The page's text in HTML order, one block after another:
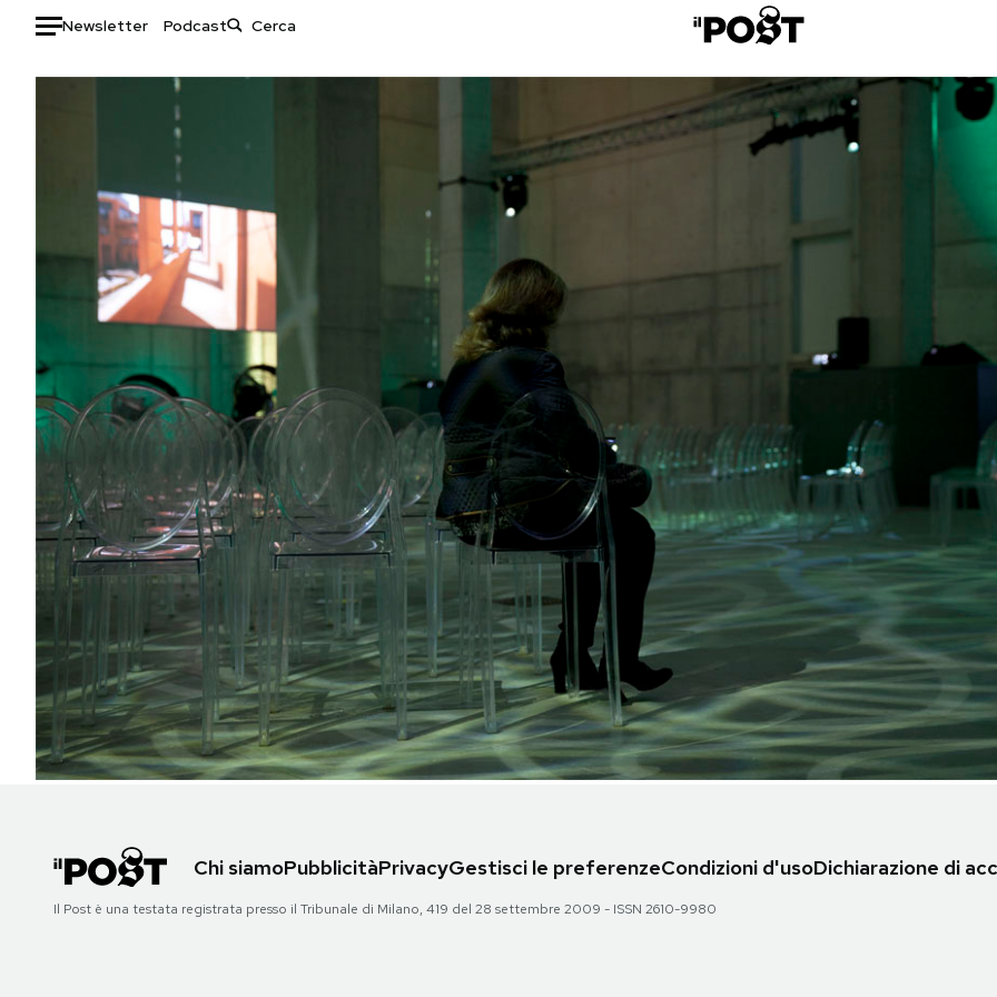
Newsletter Podcast
Auto
Mondo
Politica
Tecnologia
Internet
Cultura
Economia
Sport
Libri
Consumismi
Storie/Idee
Ok Boomer!
Europa
Altrecose
Mondiali calcio 2026
PODCAST
NEWSLETTER
I MIEI PREFERITI
SHOP
AREA PERSONALE
Chi siamoPubblicitàPrivacyGestisci le preferenzeCondizioni d'usoDichiarazione di
Il Post è una testata registrata presso il Tribunale di Milano, 419 del 28 settembre 2009 - ISSN 2610-9980